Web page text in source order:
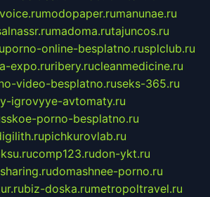
modopaper.rumanunae.ru
madoma.rutajuncos.ru
porno-online-besplatno.rusplclub.ru
expo.ruribery.rucleanmedicine.ru
video-besplatno.ruseks-365.ru
igrovyye-avtomaty.ru
porno-besplatno.ru
pichkurovlab.ru
comp123.rudon-ykt.ru
domashnee-porno.ru
biz-doska.rumetropoltravel.ru